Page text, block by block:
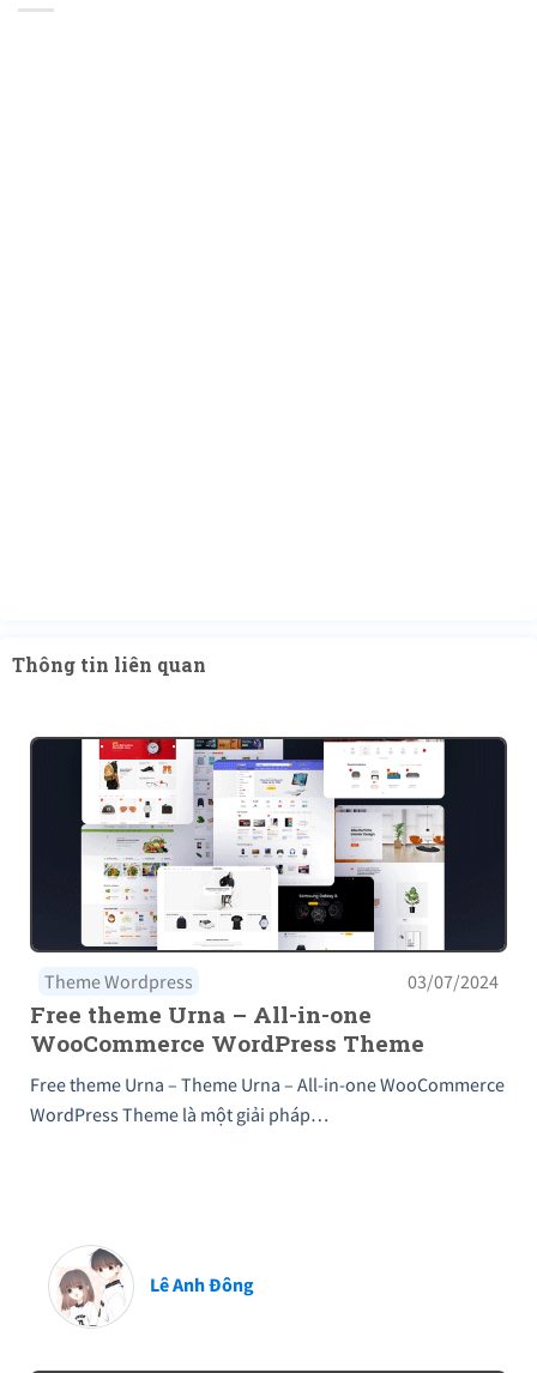
Thông tin liên quan
Theme Wordpress 03/07/2024
Free theme Urna – All-in-one
WooCommerce WordPress Theme
Free theme Urna – Theme Urna – All-in-one WooCommerce
WordPress Theme là một giải pháp…
Lê Anh Đông